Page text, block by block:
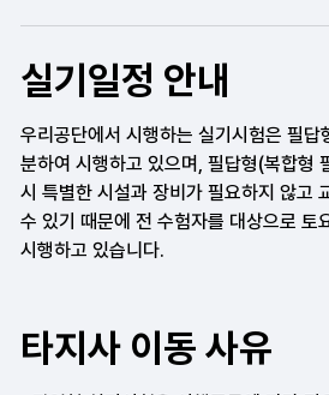
실기일정 안내
우리공단에서 시행하는 실기시험은 필답
분하여 시행하고 있으며, 필답형(복합형
시 특별한 시설과 장비가 필요하지 않고
수 있기 때문에 전 수험자를 대상으로 토
시행하고 있습니다.
타지사 이동 사유